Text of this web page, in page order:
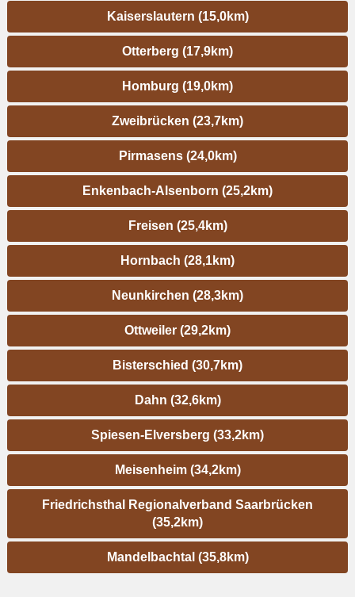
Kaiserslautern (15,0km)
Otterberg (17,9km)
Homburg (19,0km)
Zweibrücken (23,7km)
Pirmasens (24,0km)
Enkenbach-Alsenborn (25,2km)
Freisen (25,4km)
Hornbach (28,1km)
Neunkirchen (28,3km)
Ottweiler (29,2km)
Bisterschied (30,7km)
Dahn (32,6km)
Spiesen-Elversberg (33,2km)
Meisenheim (34,2km)
Friedrichsthal Regionalverband Saarbrücken
(35,2km)
Mandelbachtal (35,8km)